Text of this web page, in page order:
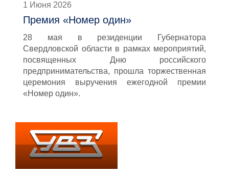
1 Июня 2026
Премия «Номер один»
28 мая в резиденции Губернатора
Свердловской области в рамках мероприятий,
посвященных Дню российского
предпринимательства, прошла торжественная
церемония выручения ежегодной премии
«Номер один».